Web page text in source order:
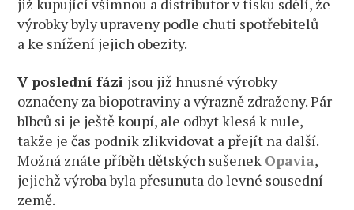
již kupující všimnou a distributor v tisku sdělí, že
výrobky byly upraveny podle chuti spotřebitelů
a ke snížení jejich obezity.
V poslední fázi jsou již hnusné výrobky
označeny za biopotraviny a výrazně zdraženy. Pár
blbců si je ještě koupí, ale odbyt klesá k nule,
takže je čas podnik zlikvidovat a přejít na další.
Možná znáte příběh dětských sušenek Opavia,
jejichž výroba byla přesunuta do levné sousední
země.